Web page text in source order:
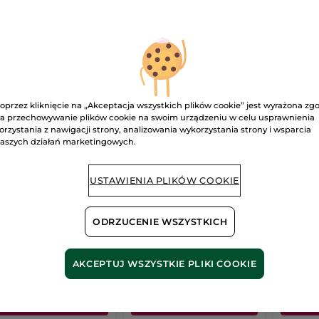
209.00 zł
Krem intensywnie
przeciwzmarszczkowy
75 ml
(1878)
149.00 zł 209.00 zł
SPF
kliknięcie na „Akceptacja wszystkich plików cookie” jest wyrażona
przechowywanie plików cookie na swoim urządzeniu w celu usprawnienia
z nawigacji strony, analizowania wykorzystania strony i wsparcia
działań marketingowych.
USTAWIENIA PLIKÓW COOKIE
ODRZUCENIE WSZYSTKICH
AKCEPTUJ WSZYSTKIE PLIKI COOKIE